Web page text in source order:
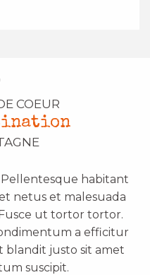
COEUR
habitant
netus et malesuada
ut tortor tortor.
a efficitur
blandit justo sit amet
suscipit.